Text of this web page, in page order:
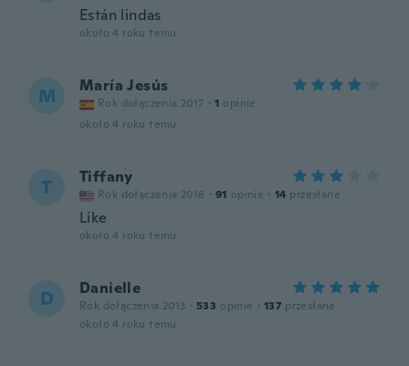
Están lindas
około 4 roku temu
M María Jesús
Rok dołączenia 2017 · 1 opinie
około 4 roku temu
T Tiffany
Rok dołączenia 2018 · 91 opinie · 14 przesłane
Like
około 4 roku temu
D Danielle
Rok dołączenia 2013 · 533 opinie · 137 przesłane
około 4 roku temu